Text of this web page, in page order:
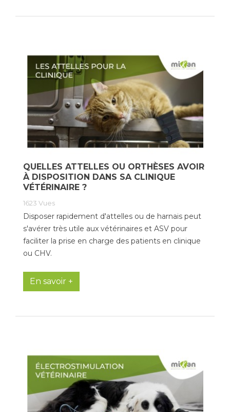
QUELLES ATTELLES OU ORTHÈSES AVOIR
À DISPOSITION DANS SA CLINIQUE
VÉTÉRINAIRE ?
1623 Vues
Disposer rapidement d'attelles ou de harnais peut
s'avérer très utile aux vétérinaires et ASV pour
faciliter la prise en charge des patients en clinique
ou CHV.
En savoir +